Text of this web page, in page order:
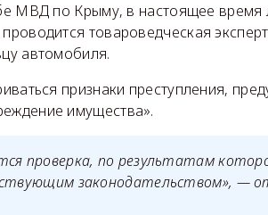
МВД по Крыму, в настоящее время
товароведческая
автомобиля.
признаки преступления,
имущества».
проверка, по результатам
законодательством», —